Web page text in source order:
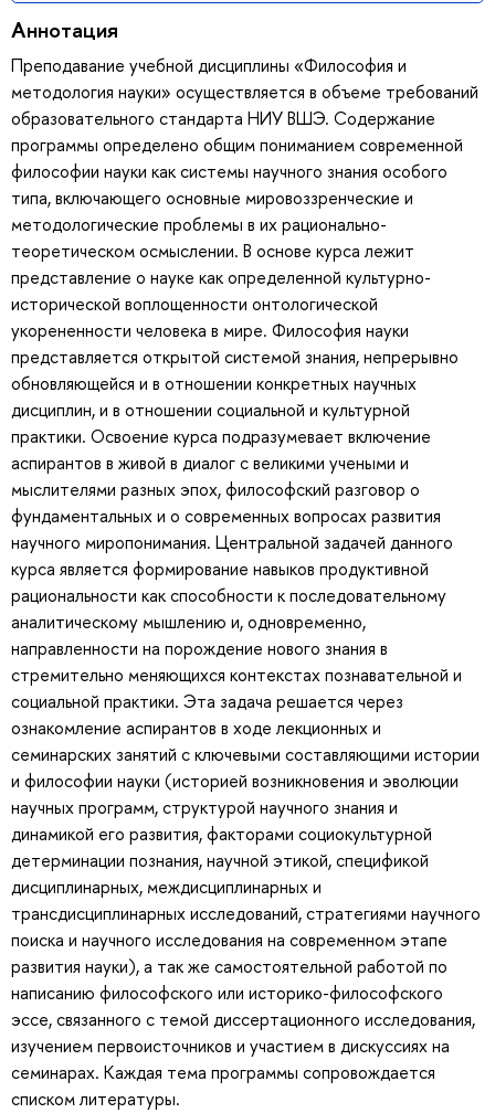
Аннотация
Преподавание учебной дисциплины «Философия и
методология науки» осуществляется в объеме требований
образовательного стандарта НИУ ВШЭ. Содержание
программы определено общим пониманием современной
философии науки как системы научного знания особого
типа, включающего основные мировоззренческие и
методологические проблемы в их рационально-
теоретическом осмыслении. В основе курса лежит
представление о науке как определенной культурно-
исторической воплощенности онтологической
укорененности человека в мире. Философия науки
представляется открытой системой знания, непрерывно
обновляющейся и в отношении конкретных научных
дисциплин, и в отношении социальной и культурной
практики. Освоение курса подразумевает включение
аспирантов в живой в диалог с великими учеными и
мыслителями разных эпох, философский разговор о
фундаментальных и о современных вопросах развития
научного миропонимания. Центральной задачей данного
курса является формирование навыков продуктивной
рациональности как способности к последовательному
аналитическому мышлению и, одновременно,
направленности на порождение нового знания в
стремительно меняющихся контекстах познавательной и
социальной практики. Эта задача решается через
ознакомление аспирантов в ходе лекционных и
семинарских занятий с ключевыми составляющими истории
и философии науки (историей возникновения и эволюции
научных программ, структурой научного знания и
динамикой его развития, факторами социокультурной
детерминации познания, научной этикой, спецификой
дисциплинарных, междисциплинарных и
трансдисциплинарных исследований, стратегиями научного
поиска и научного исследования на современном этапе
развития науки), а так же самостоятельной работой по
написанию философского или историко-философского
эссе, связанного с темой диссертационного исследования,
изучением первоисточников и участием в дискуссиях на
семинарах. Каждая тема программы сопровождается
списком литературы.